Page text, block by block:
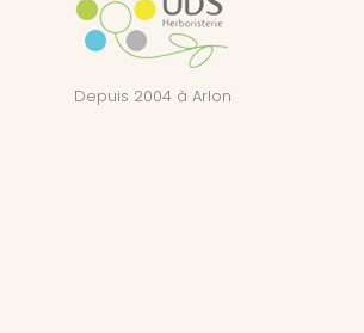
Depuis 2004 à Arlon